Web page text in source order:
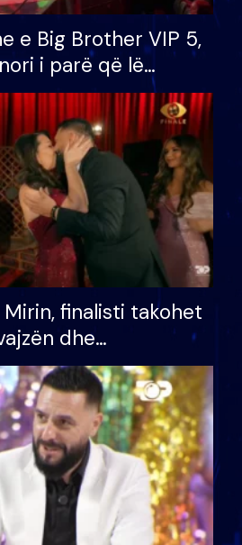
e Big Brother VIP 5,
i parë që lë
mundësinë për
e madh
finalisti takohet
dhe
S’kemi ndonjë letër